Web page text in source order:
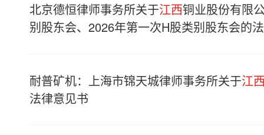
北京德恒律师事务所关于江西铜业股份有限
别股东会、2026年第一次H股类别股东会的
耐普矿机：上海市锦天城律师事务所关于江
法律意见书